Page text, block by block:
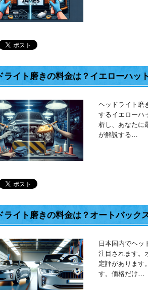
ライト磨きの料金は？イエローハッ
ヘッドライト磨
するイエローハ
析し、あなたに
が解説する…
ライト磨きの料金は？オートバック
日本国内でヘッ
注目されます。
定評があります
す。価格だけ…